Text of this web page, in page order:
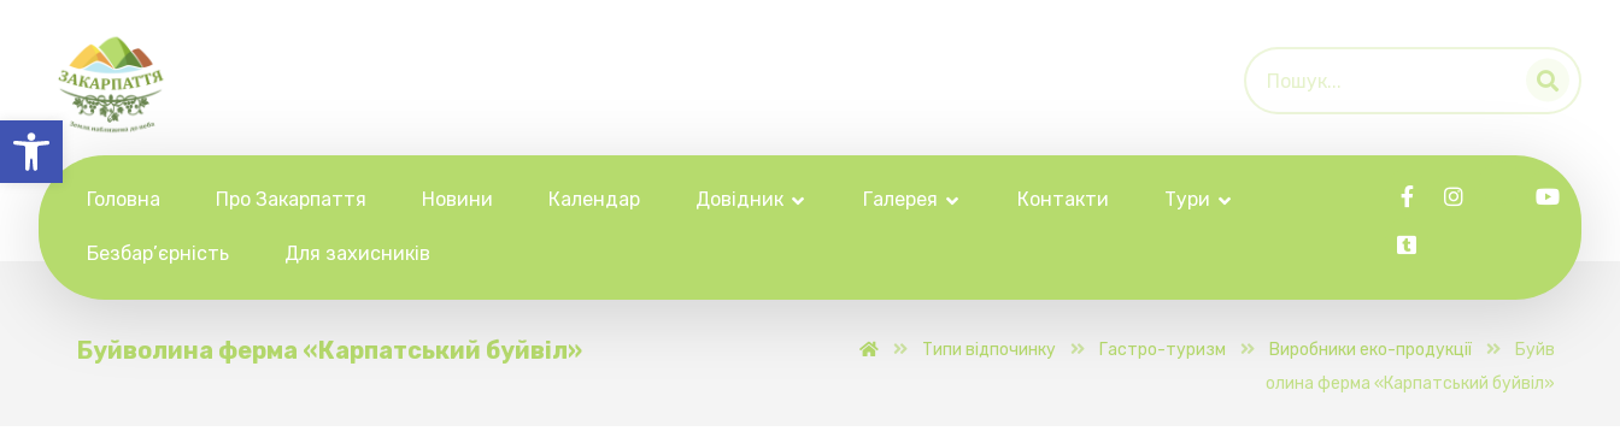
Відкрити Панель інструментів
Головна Про Закарпаття Новини Календар Довідник Галерея Контакти Тури
Безбар’єрність Для захисників
Буйволина ферма «Карпатський буйвіл» Типи відпочинку Гастро-туризм Виробники еко-продукції
Буйв
олина ферма «Карпатський буйвіл»